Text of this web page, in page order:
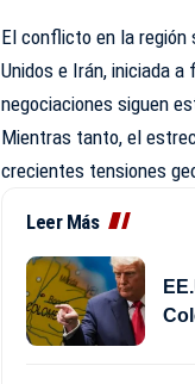
El conflicto en la
Unidos e Irán, iniciada
negociaciones siguen
Mientras tanto, el
crecientes tensiones
Leer Más